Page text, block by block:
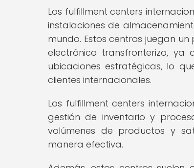
Los fulfillment centers
instalaciones de
mundo. Estos centros juegan
electrónico transfronterizo,
ubicaciones estratégicas, lo
clientes internacionales.
Los fulfillment centers
gestión de inventario y
volúmenes de productos y
manera efectiva.